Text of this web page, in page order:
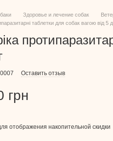
Здоровье и лечение собак
таблетки для собак вагою від 5
Оставить отзыв
грн
отображения накопительной скидки